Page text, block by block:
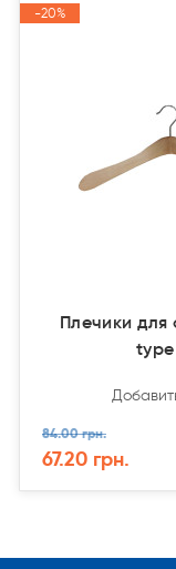
-20%
-20%
Плечики
84.00 грн.
67.20 грн.